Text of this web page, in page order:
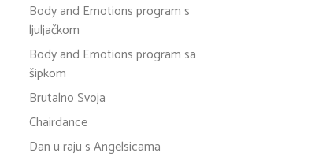
Body and Emotions program s
ljuljačkom
Body and Emotions program sa
šipkom
Brutalno Svoja
Chairdance
Dan u raju s Angelsicama